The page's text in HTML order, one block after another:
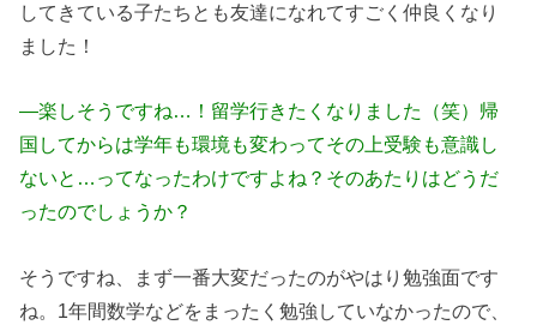
してきている子たちとも友達になれてすごく仲良くなり
ました！
―楽しそうですね…！留学行きたくなりました（笑）帰
国してからは学年も環境も変わってその上受験も意識し
ないと…ってなったわけですよね？そのあたりはどうだ
ったのでしょうか？
そうですね、まず一番大変だったのがやはり勉強面です
ね。1年間数学などをまったく勉強していなかったので、